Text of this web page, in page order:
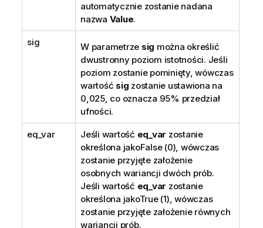
automatycznie zostanie nadana
nazwa Value.
sig W parametrze sig można określić
dwustronny poziom istotności. Jeśli
poziom zostanie pominięty, wówczas
wartość sig zostanie ustawiona na
0,025, co oznacza 95% przedział
ufności.
eq_var Jeśli wartość eq_var zostanie
określona jakoFalse(0), wówczas
zostanie przyjęte założenie
osobnych wariancji dwóch prób.
Jeśli wartość eq_var zostanie
określona jakoTrue(1), wówczas
zostanie przyjęte założenie równych
wariancji prób.